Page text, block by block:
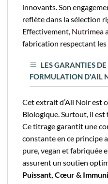
innovants. Son
reflète dans la sélection
Effectivement, Nutrimea
fabrication respectant les
LES GARANTIES DE
FORMULATION D'AIL
Cet extrait d’Ail Noir est
Biologique. Surtout, il
Ce titrage garantit une
constante en ce principe
pure, vegan et fabriquée
assurent un soutien
Puissant, Cœur &